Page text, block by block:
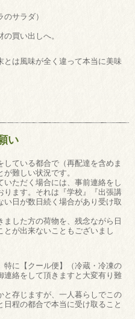
サラダ）
買い出しへ。
は風味が全く違って本当に美味
い
ている都合で（再配達を含めま
難しい状況です。
ただく場合には、事前連絡をし
ります。それは『学校』『出張講
日が数日続く場合があり受け取
した方の荷物を、残念ながら日
が出来ないこともございまし
特に【クール便】（冷蔵・冷凍の
連絡をして頂きますと大変有り難
と存じますが、一人暮らしでこの
程の都合で本当に受け取ること